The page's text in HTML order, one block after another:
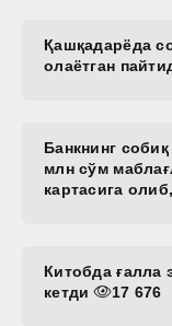
Қашқадарёда
олаётган
Банкнинг
млн сўм
картасига
Китобда ғалла
кетди
17 676